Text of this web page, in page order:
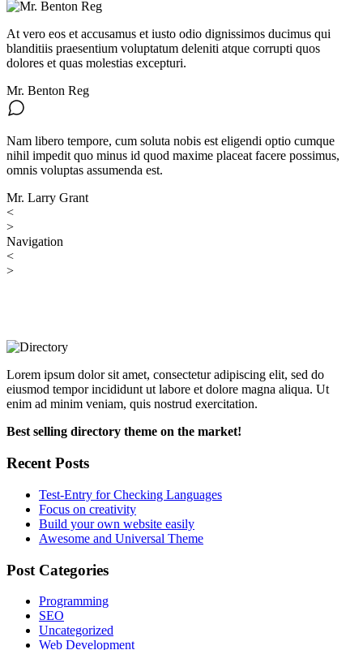
At vero eos et accusamus et iusto odio dignissimos ducimus qui
blanditiis praesentium voluptatum deleniti atque corrupti quos
dolores et quas molestias excepturi.
Mr. Benton Reg
Nam libero tempore, cum soluta nobis est eligendi optio cumque
nihil impedit quo minus id quod maxime placeat facere possimus,
omnis voluptas assumenda est.
Mr. Larry Grant
<
>
Navigation
<
>
Lorem ipsum dolor sit amet, consectetur adipiscing elit, sed do
eiusmod tempor incididunt ut labore et dolore magna aliqua. Ut
enim ad minim veniam, quis nostrud exercitation.
Best selling directory theme on the market!
Recent Posts
Test-Entry for Checking Languages
Focus on creativity
Build your own website easily
Awesome and Universal Theme
Post Categories
Programming
SEO
Uncategorized
Web Development